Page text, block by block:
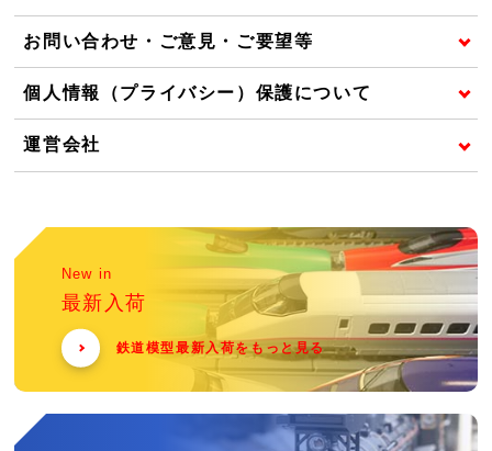
お問い合わせ・ご意見・ご要望等
個人情報（プライバシー）保護について
運営会社
New in
最新入荷
鉄道模型最新入荷をもっと見る